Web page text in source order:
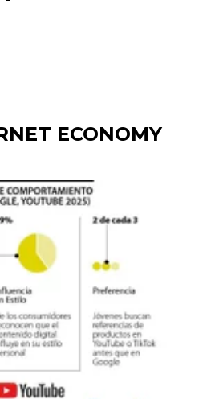
ECONOMY